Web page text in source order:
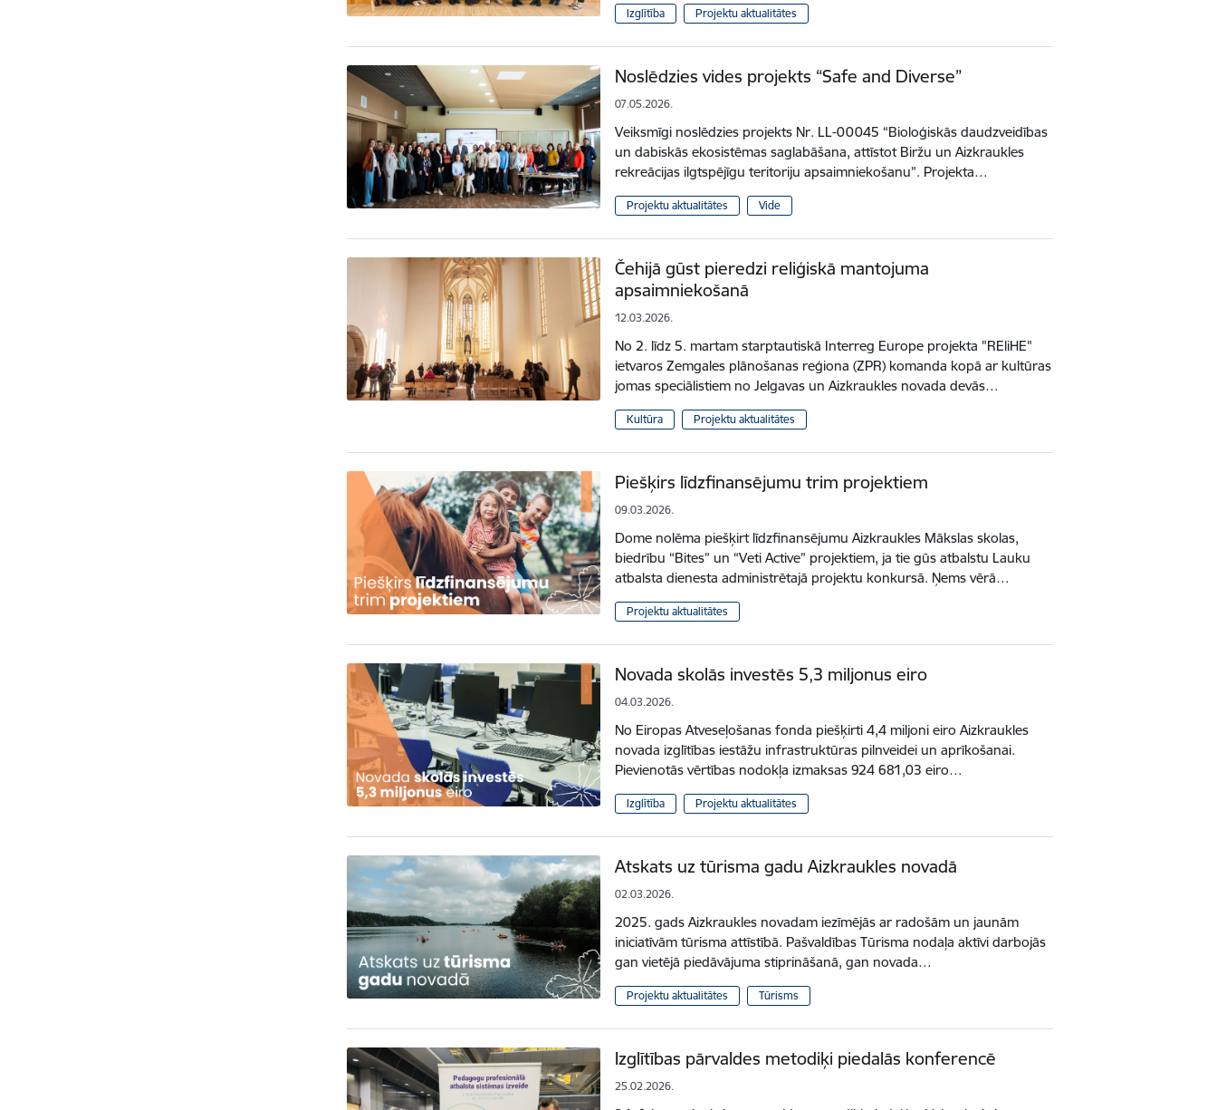
Izglītība Projektu aktualitātes
Noslēdzies vides projekts “Safe and Diverse”
07.05.2026.
Veiksmīgi noslēdzies projekts Nr. LL-00045 “Bioloģiskās daudzveidības
un dabiskās ekosistēmas saglabāšana, attīstot Biržu un Aizkraukles
rekreācijas ilgtspējīgu teritoriju apsaimniekošanu”. Projekta…
Projektu aktualitātes Vide
Čehijā gūst pieredzi reliģiskā mantojuma
apsaimniekošanā
12.03.2026.
No 2. līdz 5. martam starptautiskā Interreg Europe projekta "REliHE"
ietvaros Zemgales plānošanas reģiona (ZPR) komanda kopā ar kultūras
jomas speciālistiem no Jelgavas un Aizkraukles novada devās…
Kultūra Projektu aktualitātes
Piešķirs līdzfinansējumu trim projektiem
09.03.2026.
Dome nolēma piešķirt līdzfinansējumu Aizkraukles Mākslas skolas,
biedrību “Bites” un “Veti Active” projektiem, ja tie gūs atbalstu Lauku
atbalsta dienesta administrētajā projektu konkursā. Ņems vērā…
Projektu aktualitātes
Novada skolās investēs 5,3 miljonus eiro
04.03.2026.
No Eiropas Atveseļošanas fonda piešķirti 4,4 miljoni eiro Aizkraukles
novada izglītības iestāžu infrastruktūras pilnveidei un aprīkošanai.
Pievienotās vērtības nodokļa izmaksas 924 681,03 eiro…
Izglītība Projektu aktualitātes
Atskats uz tūrisma gadu Aizkraukles novadā
02.03.2026.
2025. gads Aizkraukles novadam iezīmējās ar radošām un jaunām
iniciatīvām tūrisma attīstībā. Pašvaldības Tūrisma nodaļa aktīvi darbojās
gan vietējā piedāvājuma stiprināšanā, gan novada…
Projektu aktualitātes Tūrisms
Izglītības pārvaldes metodiķi piedalās konferencē
25.02.2026.